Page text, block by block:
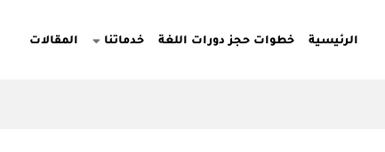
الرئيسية خطوات حجز دورات اللغة خدماتنا المقالات